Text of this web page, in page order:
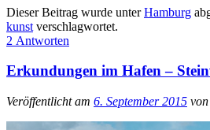
Dieser Beitrag wurde unterHamburg
kunst verschlagwortet.
2 Antworten
Erkundungen im Hafen –
Veröffentlicht am 6. September 2015 von